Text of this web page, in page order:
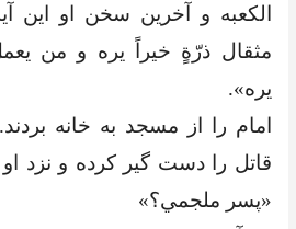
الکعبه و آخرين سخن او اين
مثقال ذرّةٍ خيراً يره و من
يره».
امام را از مسجد به خانه
قاتل را دست گير کرده و نزد او
«پسر ملجمي؟»